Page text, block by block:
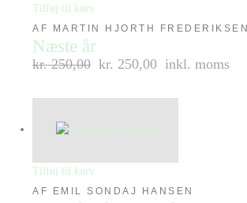
Tilføj til kurv
AF MARTIN HJORTH FREDERIKSEN
Næste år
kr.250,00 kr. 250,00 inkl. moms
Tilføj til kurv
AF EMIL SONDAJ HANSEN